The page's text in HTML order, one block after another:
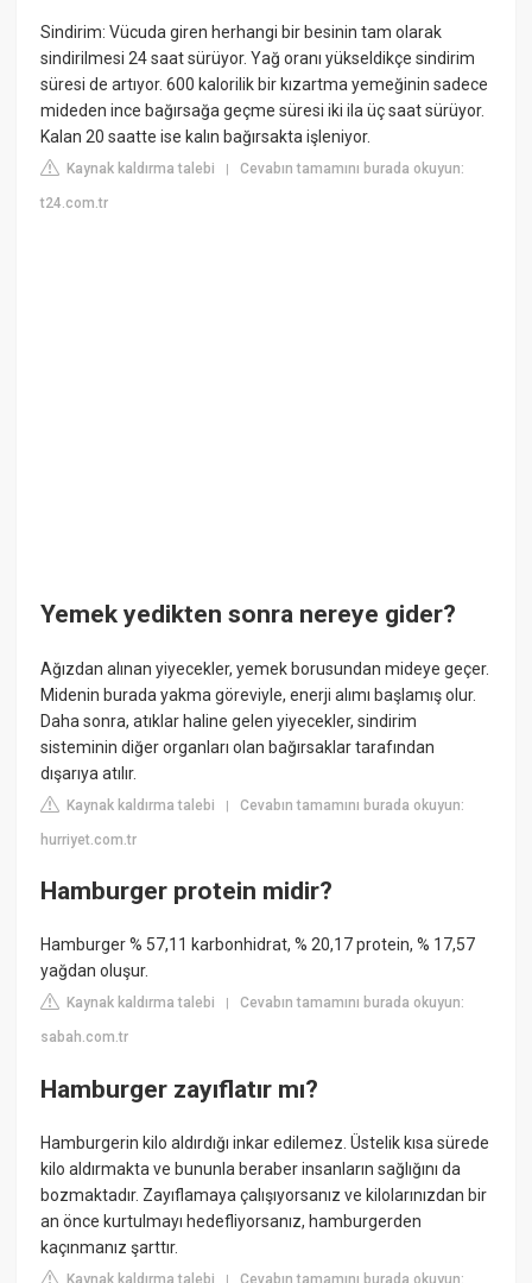
Sindirim: Vücuda giren herhangi bir besinin tam olarak
sindirilmesi 24 saat sürüyor. Yağ oranı yükseldikçe sindirim
süresi de artıyor. 600 kalorilik bir kızartma yemeğinin sadece
mideden ince bağırsağa geçme süresi iki ila üç saat sürüyor.
Kalan 20 saatte ise kalın bağırsakta işleniyor.
Kaynak kaldırma talebi |Cevabın tamamını burada okuyun:
t24.com.tr
Yemek yedikten sonra nereye gider?
Ağızdan alınan yiyecekler, yemek borusundan mideye geçer.
Midenin burada yakma göreviyle, enerji alımı başlamış olur.
Daha sonra, atıklar haline gelen yiyecekler, sindirim
sisteminin diğer organları olan bağırsaklar tarafından
dışarıya atılır.
Kaynak kaldırma talebi |Cevabın tamamını burada okuyun:
hurriyet.com.tr
Hamburger protein midir?
Hamburger % 57,11 karbonhidrat, % 20,17 protein, % 17,57
yağdan oluşur.
Kaynak kaldırma talebi |Cevabın tamamını burada okuyun:
sabah.com.tr
Hamburger zayıflatır mı?
Hamburgerin kilo aldırdığı inkar edilemez. Üstelik kısa sürede
kilo aldırmakta ve bununla beraber insanların sağlığını da
bozmaktadır. Zayıflamaya çalışıyorsanız ve kilolarınızdan bir
an önce kurtulmayı hedefliyorsanız, hamburgerden
kaçınmanız şarttır.